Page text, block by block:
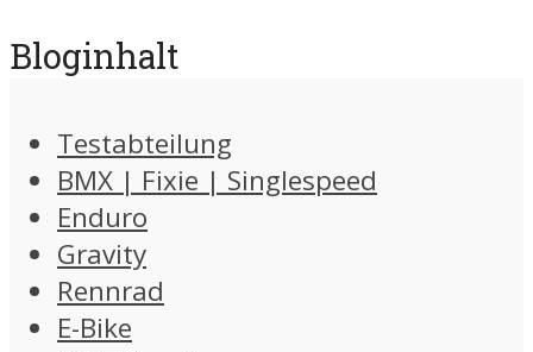
Bloginhalt
Testabteilung
BMX | Fixie | Singlespeed
Enduro
Gravity
Rennrad
E-Bike